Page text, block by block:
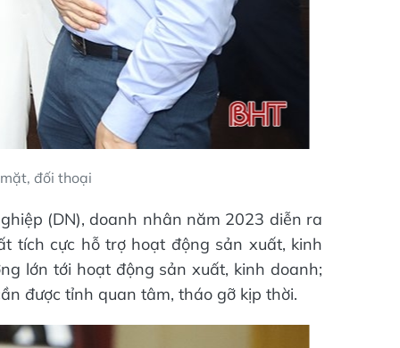
đối thoại
(DN), doanh nhân năm 2023 diễn ra
tích cực hỗ trợ hoạt động sản xuất, kinh
lớn tới hoạt động sản xuất, kinh doanh;
được tỉnh quan tâm, tháo gỡ kịp thời.